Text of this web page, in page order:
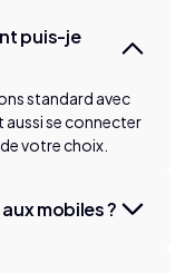
puis-je
standard avec
aussi se connecter
votre choix.
mobiles ?